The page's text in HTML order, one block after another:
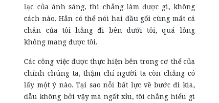
lạc của ánh sáng, thì chẳng làm được gì, không
cách nào. Hẳn có thể nói hai đầu gối cùng mắt cá
chân của tôi hẫng đi bên dưới tôi, quá lỏng
không mang được tôi.
Các công việc được thực hiện bên trong cơ thể của
chính chúng ta, thậm chí người ta còn chẳng có
lấy một ý nào. Tại sao nỗi bất lực về bước đi kia,
dẫu không bởi vậy mà ngất xỉu, tôi chẳng hiểu gì